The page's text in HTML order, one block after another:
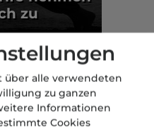
zu
Redaktion
über alle verwendeten
zu ganzen
Informationen
Cookies